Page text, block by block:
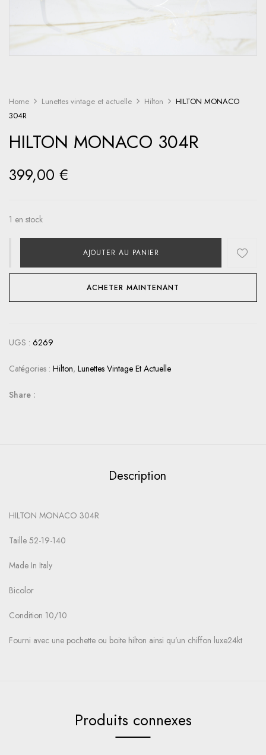
Home Lunettes vintage et actuelle Hilton
HILTON MONACO
304R
HILTON MONACO 304R
399,00 €
1 en stock
AJOUTER AU PANIER
ACHETER MAINTENANT
UGS : 6269
Catégories : Hilton, Lunettes Vintage Et Actuelle
Share :
Description
HILTON MONACO 304R
Taille 52-19-140
Made In Italy
Bicolor
Condition 10/10
Fourni avec une pochette ou boite hilton ainsi qu’un chiffon luxe24kt
Produits connexes